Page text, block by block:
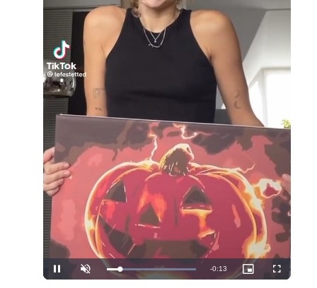
Pause Unmute Loaded:
100.00%
Remaining
-0:13
Picture-
in-
Fullscreen